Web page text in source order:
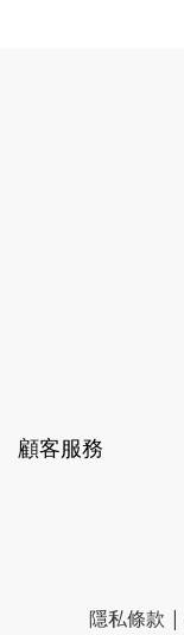
顧客服務
隱私條款 |